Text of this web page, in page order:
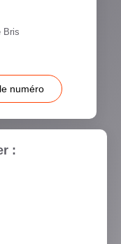
Bris
numéro
: